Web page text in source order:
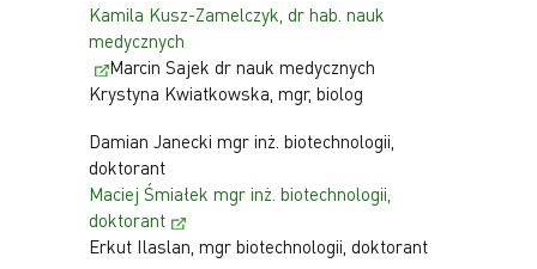
Kamila Kusz-Zamelczyk, dr hab. nauk
medycznych
Marcin Sajek dr nauk medycznych
Krystyna Kwiatkowska, mgr, biolog
Damian Janecki mgr inż. biotechnologii,
doktorant
Maciej Śmiałek mgr inż. biotechnologii,
doktorant
Erkut Ilaslan, mgr biotechnologii, doktorant